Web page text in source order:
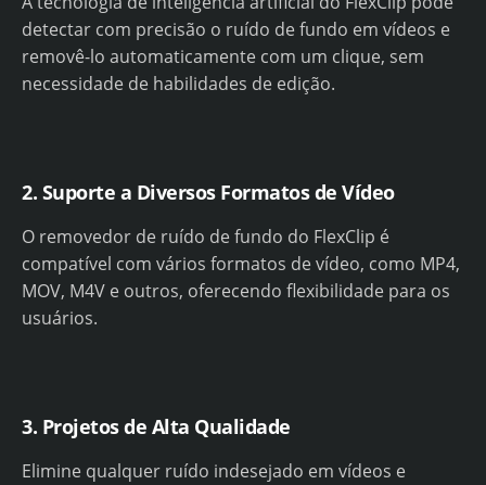
detectar com precisão o ruído de fundo em vídeos e
removê-lo automaticamente com um clique, sem
necessidade de habilidades de edição.
2. Suporte a Diversos Formatos de Vídeo
O removedor de ruído de fundo do FlexClip é
compatível com vários formatos de vídeo, como MP4,
MOV, M4V e outros, oferecendo flexibilidade para os
usuários.
3. Projetos de Alta Qualidade
Elimine qualquer ruído indesejado em vídeos e